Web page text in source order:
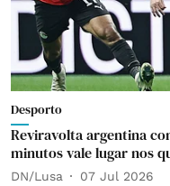
Desporto
Reviravolta argentina
minutos vale lugar nos
DN/Lusa 07 Jul 2026